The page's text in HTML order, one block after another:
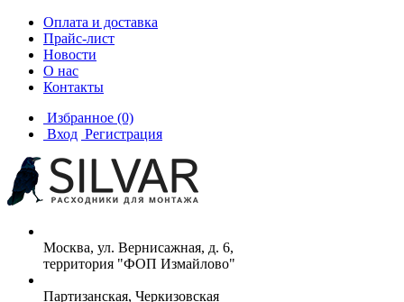
Оплата и доставка
Прайс-лист
Новости
О нас
Контакты
Избранное (0)
Вход Регистрация
Москва, ул. Вернисажная, д. 6,
территория "ФОП Измайлово"
Партизанская, Черкизовская